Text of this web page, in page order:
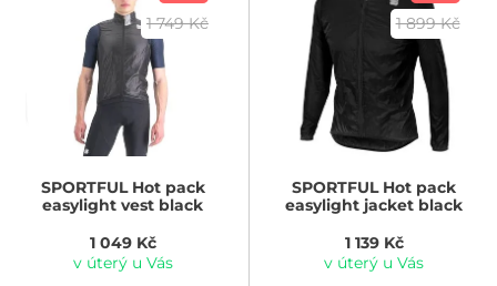
1 749 Kč
SPORTFULHot pack
easylight vest black
1 049 Kč
v úterý u Vás
1 899 Kč
SPORTFULHot pack
easylight jacket black
1 139 Kč
v úterý u Vás